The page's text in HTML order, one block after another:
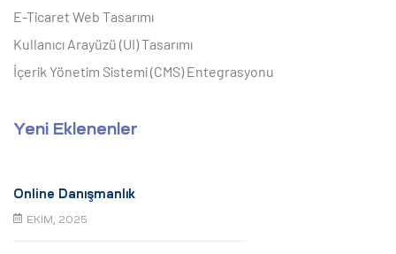
E-Ticaret Web Tasarımı
Kullanıcı Arayüzü (UI) Tasarımı
İçerik Yönetim Sistemi (CMS) Entegrasyonu
Yeni Eklenenler
Online Danışmanlık
EKIM, 2025